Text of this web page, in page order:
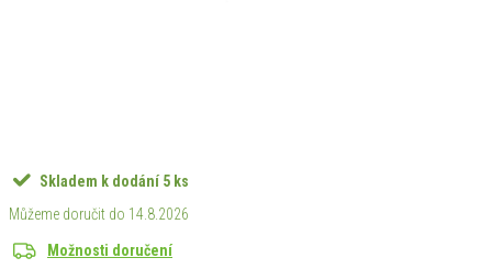
Skladem k dodání 5 ks
14.8.2026
Možnosti doručení